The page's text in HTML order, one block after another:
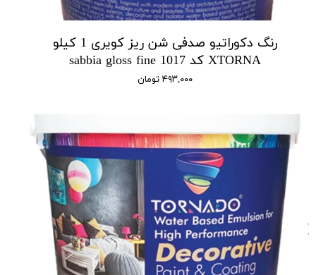
رنگ دکوراتیو صدفی شن ریز کویری 1 کیلو
XTORNA کد 1017 sabbia gloss fine
۴۹۳,۰۰۰ تومان